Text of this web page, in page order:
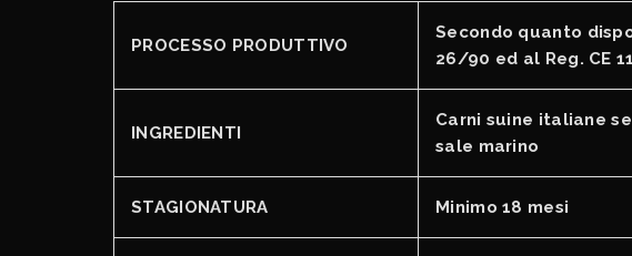
PROCESSO PRODUTTIVO
Secondo quanto
26/90 ed al Reg. CE
INGREDIENTI
Carni suine italiane
sale marino
STAGIONATURA Minimo 18 mesi